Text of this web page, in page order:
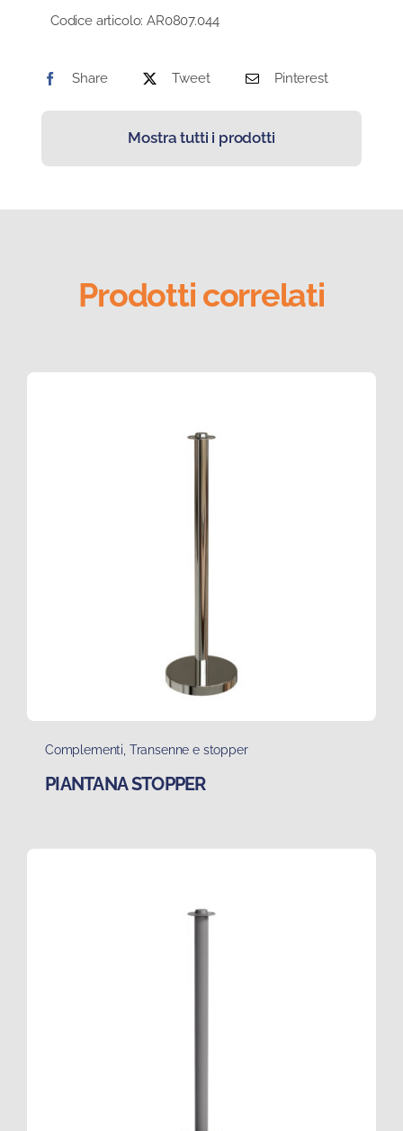
Codice articolo:AR0807.044
Share Tweet Pinterest
Mostra tutti i prodotti
Prodotti correlati
Complementi Transenne e stopper
PIANTANA STOPPER